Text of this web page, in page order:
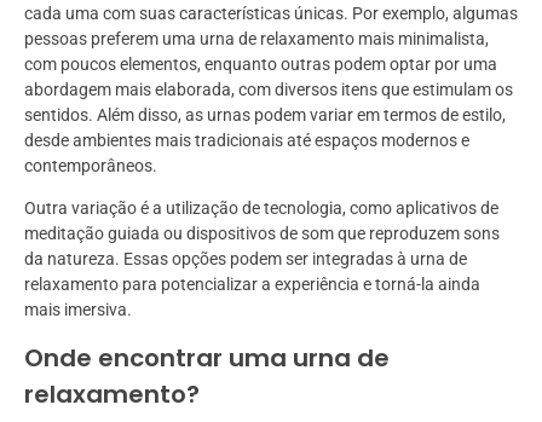
cada uma com suas características únicas. Por exemplo, algumas
pessoas preferem uma urna de relaxamento mais minimalista,
com poucos elementos, enquanto outras podem optar por uma
abordagem mais elaborada, com diversos itens que estimulam os
sentidos. Além disso, as urnas podem variar em termos de estilo,
desde ambientes mais tradicionais até espaços modernos e
contemporâneos.
Outra variação é a utilização de tecnologia, como aplicativos de
meditação guiada ou dispositivos de som que reproduzem sons
da natureza. Essas opções podem ser integradas à urna de
relaxamento para potencializar a experiência e torná-la ainda
mais imersiva.
Onde encontrar uma urna de
relaxamento?